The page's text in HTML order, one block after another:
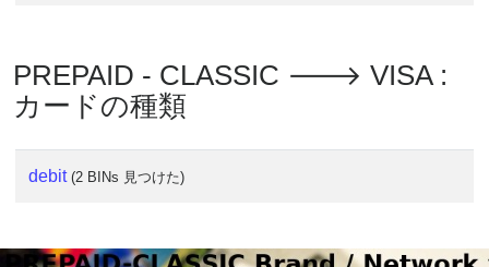
PREPAID - CLASSIC 🡒 VISA :
カードの種類
debit (2 BINs 見つけた)